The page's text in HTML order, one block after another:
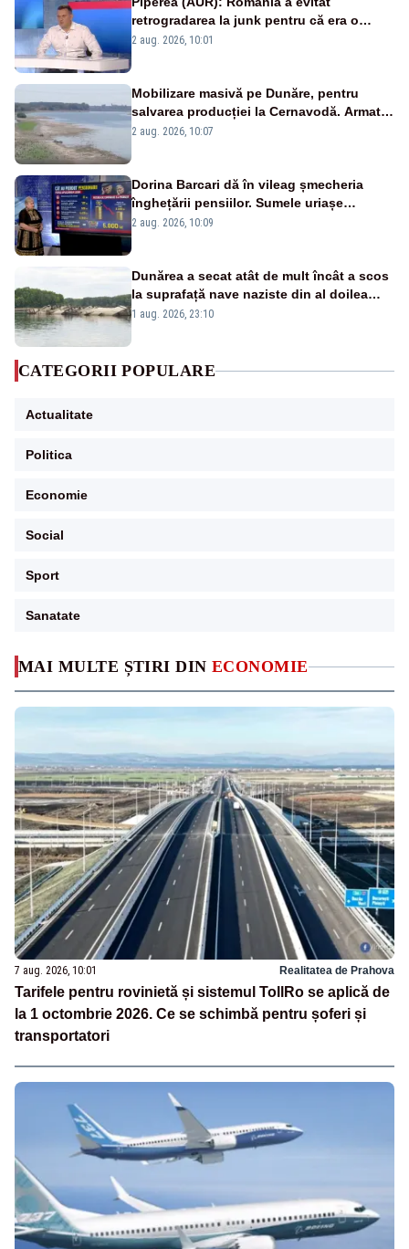
MAI MULTE ȘTIRI DIN ECONOMIE
7 aug. 2026, 10:01 Realitatea de Prahova
Tarifele pentru rovinietă și sistemul TollRo se aplică de
la 1 octombrie 2026. Ce se schimbă pentru șoferi și
transportatori
retrogradarea la junk pentru că era o
catastrofă pentru bănci și fondurile de
2 aug. 2026, 10:01
Mobilizare masivă pe Dunăre, pentru
salvarea producției la Cernavodă. Armata
va detona o stâncă și va devia apa
2 aug. 2026, 10:07
Dorina Barcari dă în vileag șmecheria
înghețării pensiilor. Sumele uriașe
pierdute de fiecare român
2 aug. 2026, 10:09
Dunărea a secat atât de mult încât a scos
la suprafață nave naziste din al doilea
război mondial
1 aug. 2026, 23:10
CATEGORII POPULARE
Actualitate
Politica
Economie
Social
Sport
Sanatate